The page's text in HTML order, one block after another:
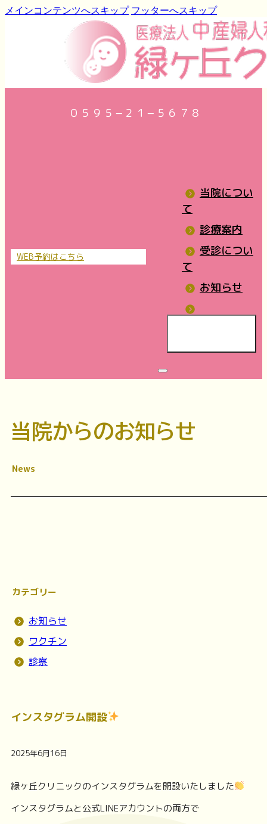
メインコンテンツへスキップ フッターへスキップ
０５９５−２１−５６７８
WEB予約はこちら
当院につい
て
診療案内
受診につい
て
お知らせ
当院からのお知らせ
News
カテゴリー
お知らせ
ワクチン
診察
インスタグラム開設
2025年6月16日
緑ヶ丘クリニックのインスタグラムを開設いたしました
インスタグラムと公式LINEアカウントの両方で